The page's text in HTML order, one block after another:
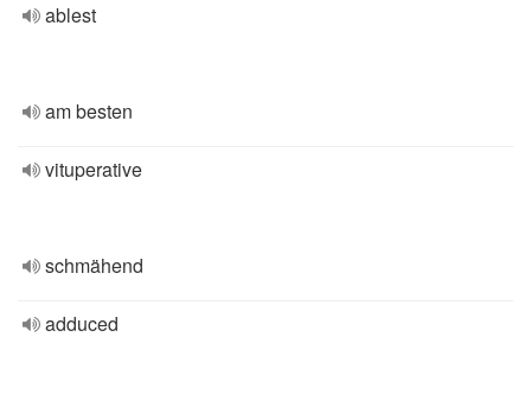
ablest
am besten
vituperative
schmähend
adduced